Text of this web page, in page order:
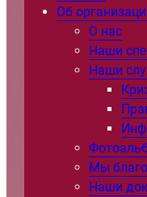
Об
О нас
Наши
Наши
Мы
Наши